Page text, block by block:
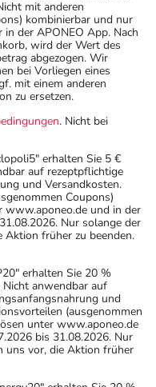
mit anderen
kombinierbar und nur
der APONEO App. Nach
wird der Wert des
abgezogen. Wir
bei Vorliegen eines
mit einem anderen
zu ersetzen.
. Nicht bei
erhalten Sie 5 €
auf rezeptpflichtige
und Versandkosten.
Coupons)
www.aponeo.de und in der
Nur solange der
früher zu beenden.
erhalten Sie 20 %
anwendbar auf
und
(ausgenommen
unter www.aponeo.de
bis 31.08.2026. Nur
uns vor, die Aktion früher